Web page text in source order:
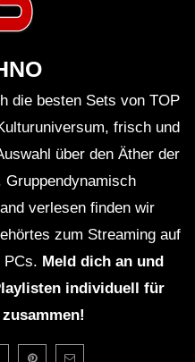
Du Auftritte besuchen
die besten Sets von TOP
frisch und
über den Äther der
Gruppendynamisch
verlesen finden wir
zum Streaming auf
PCs. Meld dich an und
individuell für